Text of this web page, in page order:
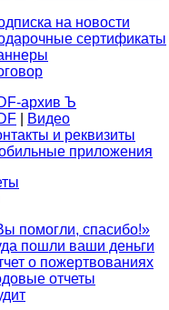
на новости
сертификаты
архив Ъ
Видео
и реквизиты
приложения
помогли, спасибо!»
пошли ваши деньги
о пожертвованиях
отчеты